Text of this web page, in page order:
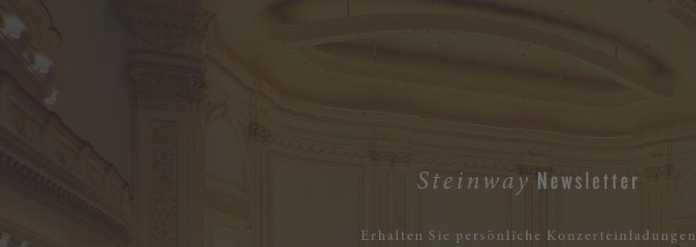
Steinway Newsletter
Erhalten Sie persönliche Konzerteinladungen